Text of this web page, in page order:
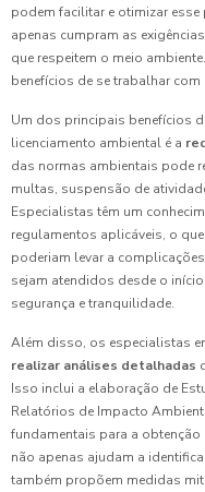
podem facilitar e otimizar
apenas cumpram as
que respeitem o meio
benefícios de se trabalhar
Um dos principais benefícios
licenciamento ambiental é a
das normas ambientais pode
multas, suspensão de
Especialistas têm um
regulamentos aplicáveis, o
poderiam levar a
sejam atendidos desde o
segurança e tranquilidade.
Além disso, os especialistas
realizar análises detalhadas
Isso inclui a elaboração de
Relatórios de Impacto
fundamentais para a
não apenas ajudam a
também propõem medidas